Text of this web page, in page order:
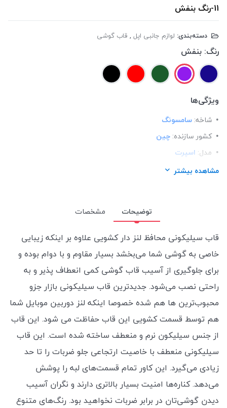
11-رنگ بنفش
دسته‌بندی: لوازم جانبی اپل , قاب گوشی
رنگ: بنفش
ویژگی‌ها
شاخه: سامسونگ
کشور سازنده: چین
مدل: اسپرت
ساختار: سیلیکونیمشاهده بیشتر
توضیحات مشخصات
قاب سیلیکونی محافظ لنز دار کشویی علاوه بر اینکه زیبایی
خاصی به گوشی شما می‌بخشد بسیار مقاوم و با دوام بوده و
برای جلوگیری از آسیب قاب گوشی کمی انعطاف پذیر و به
راحتی نصب می‌شود. جدیدترین قاب سیلیکونی بازار جزو
محبوب‌ترین ها هم شده خصوصا اینکه لنز دوربین موبایل شما
هم توسط قسمت کشویی این قاب حفاظت می شود. این قاب
از جنس سیلیکون نرم و منعطف ساخته شده است. این قاب
سیلیکونی منعطف با خاصیت ارتجاعی جلو ضربات را تا حد
زیادی می‌گیرد. این کاور تمام قسمت‌های لبه را پوشش
می‌دهد. کناره‌ها امنیت بسیار بالاتری دارند و نگران آسیب
دیدن گوشی‌تان در برابر ضربات نخواهید بود. رنگ‌های متنوع